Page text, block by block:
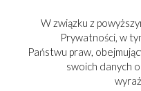
DONCIC
W związku z
Prywatności, w
Państwu praw,
swoich danych